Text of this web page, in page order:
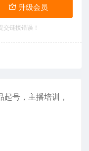
升级会员
链接错误！